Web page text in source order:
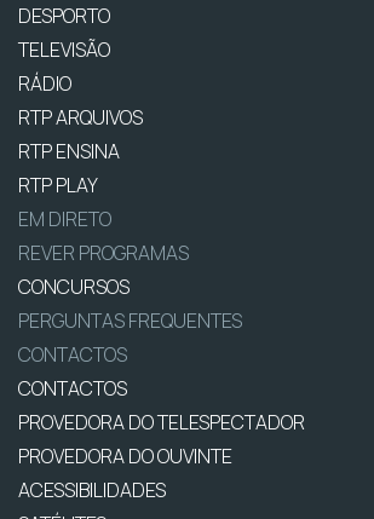
DESPORTO
TELEVISÃO
RÁDIO
RTP ARQUIVOS
RTP ENSINA
RTP PLAY
EM DIRETO
REVER PROGRAMAS
CONCURSOS
PERGUNTAS FREQUENTES
CONTACTOS
CONTACTOS
PROVEDORA DO TELESPECTADOR
PROVEDORA DO OUVINTE
ACESSIBILIDADES